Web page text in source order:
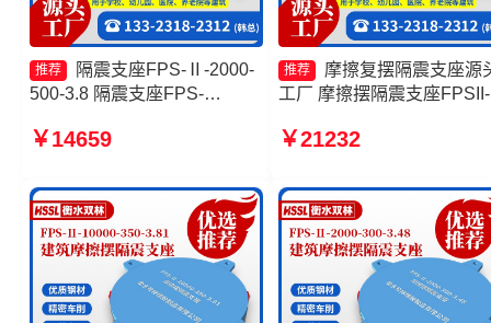
推荐
隔震支座FPS-Ⅱ-2000-
500-3.8 隔震支座FPS-
建筑隔震支座生产厂家 摩擦摆
￥14659
推荐
摩擦复摆隔震支座源
工厂 摩擦摆隔震支座FPSII-
隔震球形支座生产厂家 摩
3.81生产厂家
￥21232